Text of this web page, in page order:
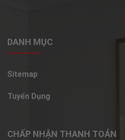
DANH MỤC
Sitemap
Tuyển Dụng
CHẤP NHẬN THANH TOÁN